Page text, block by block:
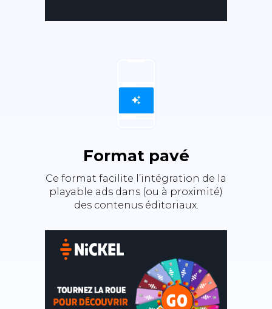
Format pavé
Ce format facilite l’intégration de la
playable ads dans (ou à proximité)
des contenus éditoriaux.